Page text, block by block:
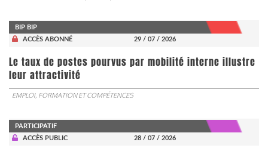
BIP BIP
ACCÈS ABONNÉ
29 / 07 / 2026
Le taux de postes pourvus par mobilité interne illustre
leur attractivité
EMPLOI, FORMATION ET COMPÉTENCES
PARTICIPATIF
ACCÈS PUBLIC
28 / 07 / 2026